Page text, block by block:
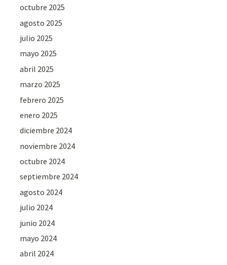
octubre 2025
agosto 2025
julio 2025
mayo 2025
abril 2025
marzo 2025
febrero 2025
enero 2025
diciembre 2024
noviembre 2024
octubre 2024
septiembre 2024
agosto 2024
julio 2024
junio 2024
mayo 2024
abril 2024